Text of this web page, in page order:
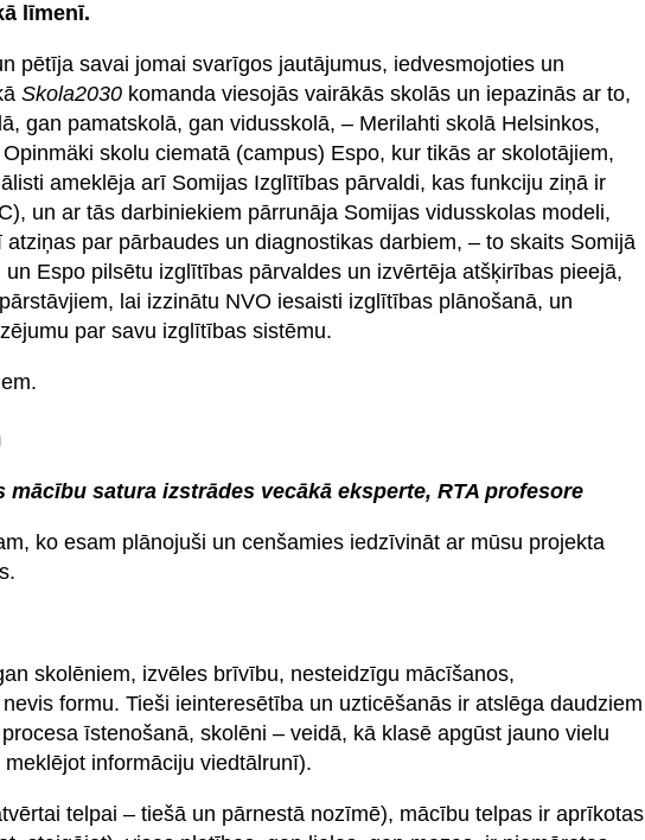
līmenī.
pētīja savai jomai svarīgos jautājumus, iedvesmojoties un
Skola2030 komanda viesojās vairākās skolās un iepazinās ar to,
gan pamatskolā, gan vidusskolā, – Merilahti skolā Helsinkos,
skolu ciematā (campus) Espo, kur tikās ar skolotājiem,
ameklēja arī Somijas Izglītības pārvaldi, kas funkciju ziņā ir
un ar tās darbiniekiem pārrunāja Somijas vidusskolas modeli,
par pārbaudes un diagnostikas darbiem, – to skaits Somijā
Espo pilsētu izglītības pārvaldes un izvērtēja atšķirības pieejā,
lai izzinātu NVO iesaisti izglītības plānošanā, un
par savu izglītības sistēmu.
satura izstrādes vecākā eksperte, RTA profesore
ko esam plānojuši un cenšamies iedzīvināt ar mūsu projekta
skolēniem, izvēles brīvību, nesteidzīgu mācīšanos,
formu. Tieši ieinteresētība un uzticēšanās ir atslēga daudziem
īstenošanā, skolēni – veidā, kā klasē apgūst jauno vielu
informāciju viedtālrunī).
telpai – tiešā un pārnestā nozīmē), mācību telpas ir aprīkotas